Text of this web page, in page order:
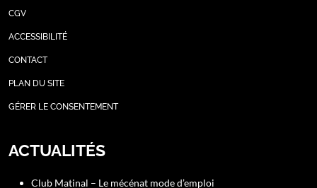
CGV
ACCESSIBILITÉ
CONTACT
PLAN DU SITE
GÉRER LE CONSENTEMENT
ACTUALITÉS
Club Matinal – Le mécénat mode d’emploi